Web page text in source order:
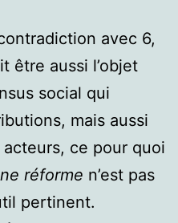
avec 6,
être aussi l’objet
social qui
mais aussi
acteurs, ce pour quoi
réforme n’est pas
pertinent.